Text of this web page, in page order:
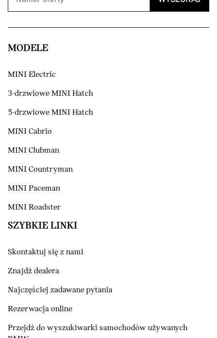
MODELE
MINI Electric
3-drzwiowe MINI Hatch
5-drzwiowe MINI Hatch
MINI Cabrio
MINI Clubman
MINI Countryman
MINI Paceman
MINI Roadster
SZYBKIE LINKI
Skontaktuj się z nami
Znajdź dealera
Najczęściej zadawane pytania
Rezerwacja online
Przejdź do wyszukiwarki samochodów używanych